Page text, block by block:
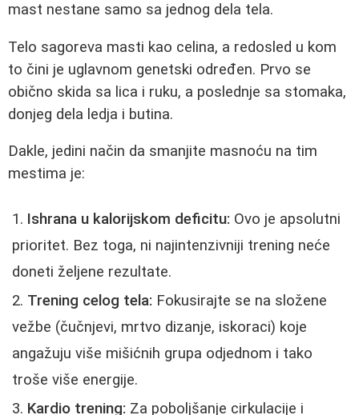
mast nestane samo sa jednog dela tela.
Telo sagoreva masti kao celina, a redosled u kom
to čini je uglavnom genetski određen. Prvo se
obično skida sa lica i ruku, a poslednje sa stomaka,
donjeg dela ledja i butina.
Dakle, jedini način da smanjite masnoću na tim
mestima je:
Ishrana u kalorijskom deficitu: Ovo je apsolutni
prioritet. Bez toga, ni najintenzivniji trening neće
doneti željene rezultate.
Trening celog tela: Fokusirajte se na složene
vežbe (čučnjevi, mrtvo dizanje, iskoraci) koje
angažuju više mišićnih grupa odjednom i tako
troše više energije.
Kardio trening: Za poboljšanje cirkulacije i